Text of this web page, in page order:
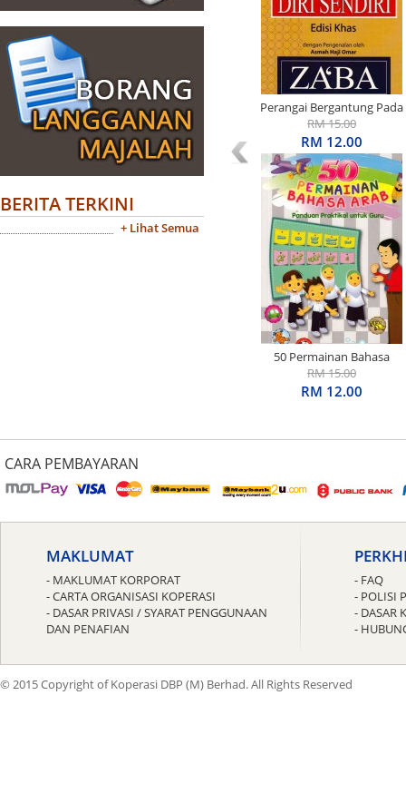
BERITA TERKINI
+ Lihat Semua
Perangai Bergantung Pada
Diri Sendiri Edisi Khas
RM 15.00
RM 12.00
50 Permainan Bahasa
Arab: Panduan Praktikal
untuk Guru
RM 15.00
RM 12.00
CARA PEMBAYARAN
MAKLUMAT
- MAKLUMAT KORPORAT
- CARTA ORGANISASI KOPERASI
- DASAR PRIVASI / SYARAT PENGGUNAAN
DAN PENAFIAN
- FAQ
- POLISI
- DASAR
-
© 2015 Copyright of Koperasi DBP (M) Berhad. All Rights Reserved